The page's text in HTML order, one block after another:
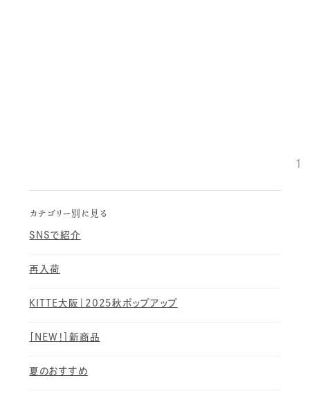
1
カテゴリー別に見る
SNSで紹介
再入荷
KITTE大阪｜2025秋ポップアップ
［NEW！］新商品
夏のおすすめ